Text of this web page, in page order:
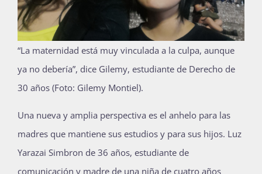
“La maternidad está muy vinculada a la culpa, aunque
ya no debería”, dice Gilemy, estudiante de Derecho de
30 años (Foto: Gilemy Montiel).
Una nueva y amplia perspectiva es el anhelo para las
madres que mantiene sus estudios y para sus hijos. Luz
Yarazai Simbron de 36 años, estudiante de
comunicación y madre de una niña de cuatro años